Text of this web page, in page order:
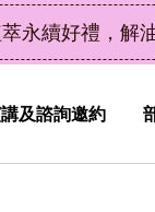
續好禮，解油去
及諮詢邀約